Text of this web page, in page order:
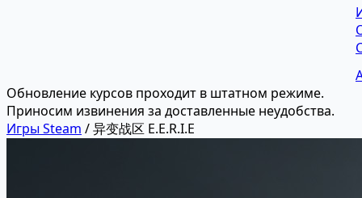
Обновление курсов проходит в штатном режиме.
Приносим извинения за доставленные неудобства.
Игры Steam /异变战区 E.E.R.I.E